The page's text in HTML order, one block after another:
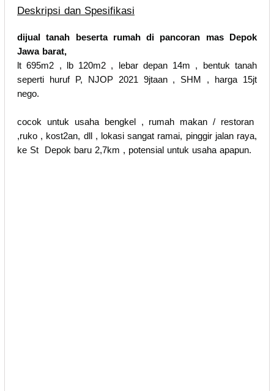
Deskripsi dan Spesifikasi
dijual tanah beserta rumah di pancoran mas Depok
Jawa barat,
lt 695m2 , lb 120m2 , lebar depan 14m , bentuk tanah
seperti huruf P, NJOP 2021 9jtaan , SHM , harga 15jt
nego.
cocok untuk usaha bengkel , rumah makan / restoran
,ruko , kost2an, dll , lokasi sangat ramai, pinggir jalan raya,
ke St Depok baru 2,7km , potensial untuk usaha apapun.